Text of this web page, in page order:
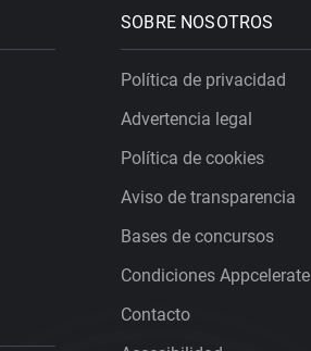
SOBRE NOSOTROS
Política de privacidad
Advertencia legal
Política de cookies
Aviso de transparencia
Bases de concursos
Condiciones Appcelerate
Contacto